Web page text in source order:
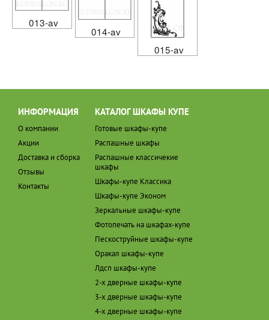
013-av
014-av
015-av
ИНФОРМАЦИЯ
О компании
Акции
Доставка и сборка
Отзывы
Контакты
КАТАЛОГ ШКАФЫ КУПЕ
Готовые шкафы-купе
Распашные шкафы
Распашные классичекие
шкафы
Шкафы-купе Классика
Шкафы-купе Эконом
Зеркальные шкафы-купе
Фотопечать на шкафах-купе
Пескоструйные шкафы-купе
Оракал шкафы-купе
Лдсп шкафы-купе
2-х дверные шкафы-купе
3-х дверные шкафы-купе
4-х дверные шкафы-купе